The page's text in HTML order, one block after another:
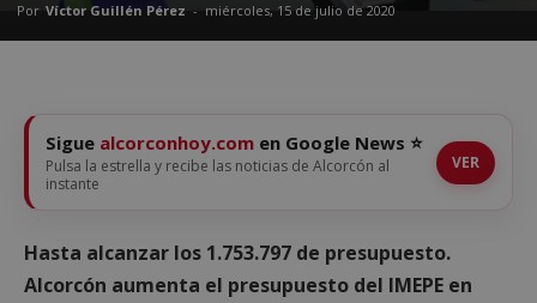
Por Víctor Guillén Pérez - miércoles, 15 de julio de 2020
Sigue alcorconhoy.com en Google News ⭐
Pulsa la estrella y recibe las noticias de Alcorcón al
instante
VER
Hasta alcanzar los 1.753.797 de presupuesto.
Alcorcón aumenta el presupuesto del IMEPE en